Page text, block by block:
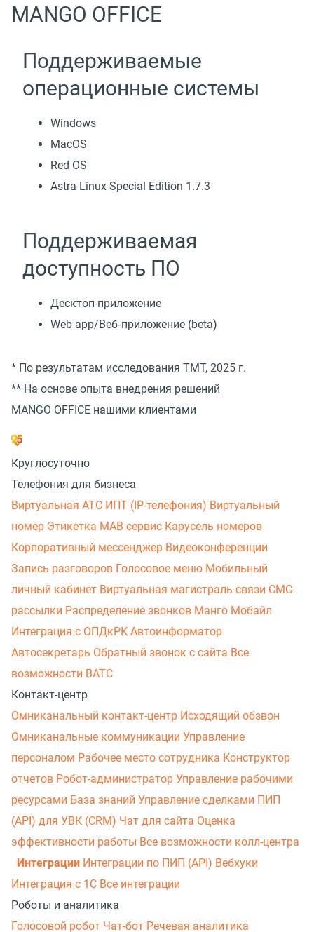
MANGO OFFICE
Поддерживаемые
операционные системы
Windows
MacOS
Red OS
Astra Linux Special Edition 1.7.3
Поддерживаемая
доступность ПО
Десктоп-приложение
Web app/Веб‑приложение (beta)
* По результатам исследования TMT, 2025 г.
** На основе опыта внедрения решений
MANGO OFFICE нашими клиентами
Круглосуточно
Телефония для бизнеса
Виртуальная АТС ИПТ (IP-телефония) Виртуальный
номер Этикетка МАВ сервис Карусель номеров
Корпоративный мессенджер Видеоконференции
Запись разговоров Голосовое меню Мобильный
личный кабинет Виртуальная магистраль связи СМС-
рассылки Распределение звонков Манго Мобайл
Интеграция с ОПДкРК Автоинформатор
Автосекретарь Обратный звонок с сайта Все
возможности ВАТС
Контакт-центр
Омниканальный контакт-центр Исходящий обзвон
Омниканальные коммуникации Управление
персоналом Рабочее место сотрудника Конструктор
отчетов Робот-администратор Управление рабочими
ресурсами База знаний Управление сделками ПИП
(API) для УВК (CRM) Чат для сайта Оценка
эффективности работы Все возможности колл-центра
Интеграции Интеграции по ПИП (API) Вебхуки
Интеграция с 1С Все интеграции
Роботы и аналитика
Голосовой робот Чат-бот Речевая аналитика